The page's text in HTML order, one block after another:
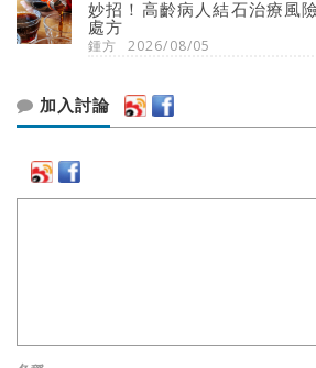
妙招！高齡病人結石治療風
處方
鍾方 2026/08/05
加入討論